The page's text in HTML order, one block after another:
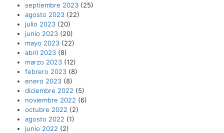
septiembre 2023 (25)
agosto 2023 (22)
julio 2023 (20)
junio 2023 (20)
mayo 2023 (22)
abril 2023 (8)
marzo 2023 (12)
febrero 2023 (8)
enero 2023 (8)
diciembre 2022 (5)
noviembre 2022 (6)
octubre 2022 (2)
agosto 2022 (1)
junio 2022 (2)